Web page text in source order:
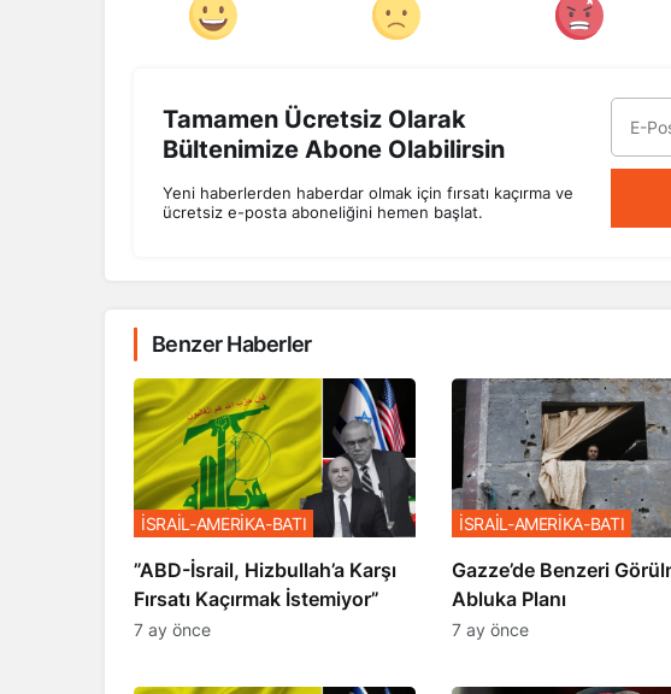
Tamamen Ücretsiz Olarak
Bültenimize Abone Olabilirsin
Yeni haberlerden haberdar olmak için fırsatı kaçırma ve
ücretsiz e-posta aboneliğini hemen başlat.
Benzer Haberler
​​​​​​​”ABD-İsrail, Hizbullah’a Karşı
Fırsatı Kaçırmak İstemiyor”
İSRAİL-AMERİKA-BATI
7 ay önce
​​​​​​​Gazze’de Benzeri
Abluka Planı
İSRAİL-AMERİKA-BATI
7 ay önce